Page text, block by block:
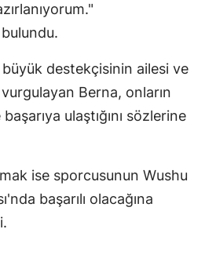
Aksaray
Bayburt
Kırıkkale
destekçisinin ailesi ve
Berna, onların
ulaştığını sözlerine
ise sporcusunun Wushu
başarılı olacağına